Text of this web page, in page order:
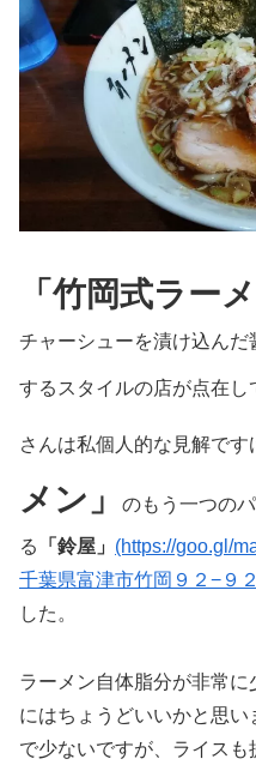
「竹岡式ラーメ
チャーシューを漬け込ん
するスタイルの店が点在し
さんは私個人的な見解です
メン」
のもう一つの
る 「鈴屋」 (https://goo.gl/
千葉県富津市竹岡９２−９
した。
ラーメン自体脂分が非常
にはちょうどいいかと思
で少ないですが、ライス